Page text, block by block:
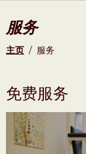
服务
主页 / 服务
免费服务